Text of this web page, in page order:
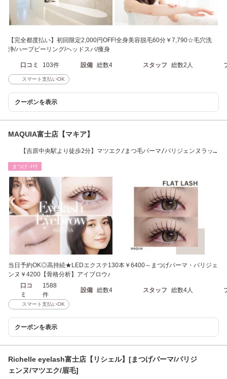
【完全都度払い】初回限定2,000円OFF!全身美容脱毛60分￥7,790☆毛穴洗
浄/ハーブピーリング/ヘッドスパ/痩身
口コミ 103件 設備 総数4 スタッフ 総数2人
スマート支払いOK
クーポンを表示
MAQUIA富士店【マキア】
【吉原中央駅より徒歩2分】マツエク/まつ毛パーマ/パリジェンヌラッ
まつげ･ﾒｲｸ
当日予約OK◎高持続★LEDエクステ130本￥6400～まつげパーマ・パリジェ
ンヌ￥4200【骨格分析】アイブロウ♪
口コ
ミ
1588
件
設備 総数4 スタッフ 総数4人
スマート支払いOK
クーポンを表示
Richelle eyelash富士店【リシェル】[まつげパーマ/パリジ
ェンヌ/マツエク/眉毛]